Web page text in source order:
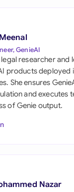
GenieAI
researcher and
products deployed
She ensures
and executes
of Genie output.
Nazar